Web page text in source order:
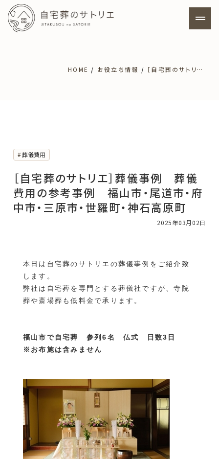
自宅葬について
寺院葬について
［24時間365日受付］
葬儀のご相談・緊急のお問い合わせ
備後地方を中心に、周辺地域も対応可能です。
HOME お役立ち情報 ［自宅葬のサトリエ］葬儀事例 葬儀費用の参考事例 福山市・尾道市・府中市・三原市・世羅町・神石高原町
葬儀費用
［自宅葬のサトリエ］葬儀事例 葬儀
費用の参考事例 福山市・尾道市・府
中市・三原市・世羅町・神石高原町
2025年03月02日
本日は自宅葬のサトリエの葬儀事例をご紹介致
します。
弊社は自宅葬を専門とする葬儀社ですが、寺院
葬や斎場葬も低料金で承ります。
福山市で自宅葬 参列6名 仏式 日数3日
※お布施は含みません